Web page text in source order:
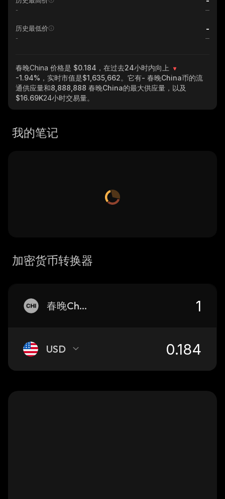
-
历史最低价 -
-
春晚China 价格是 $0.184，在过去24小时内向上
-1.94% ，实时市值是$1,635,662。它有- 春晚China币的流
通供应量和8,888,888 春晚China的最大供应量，以及
$16.69K24小时交易量。
我的笔记
加密货币转换器
春晚China
USD